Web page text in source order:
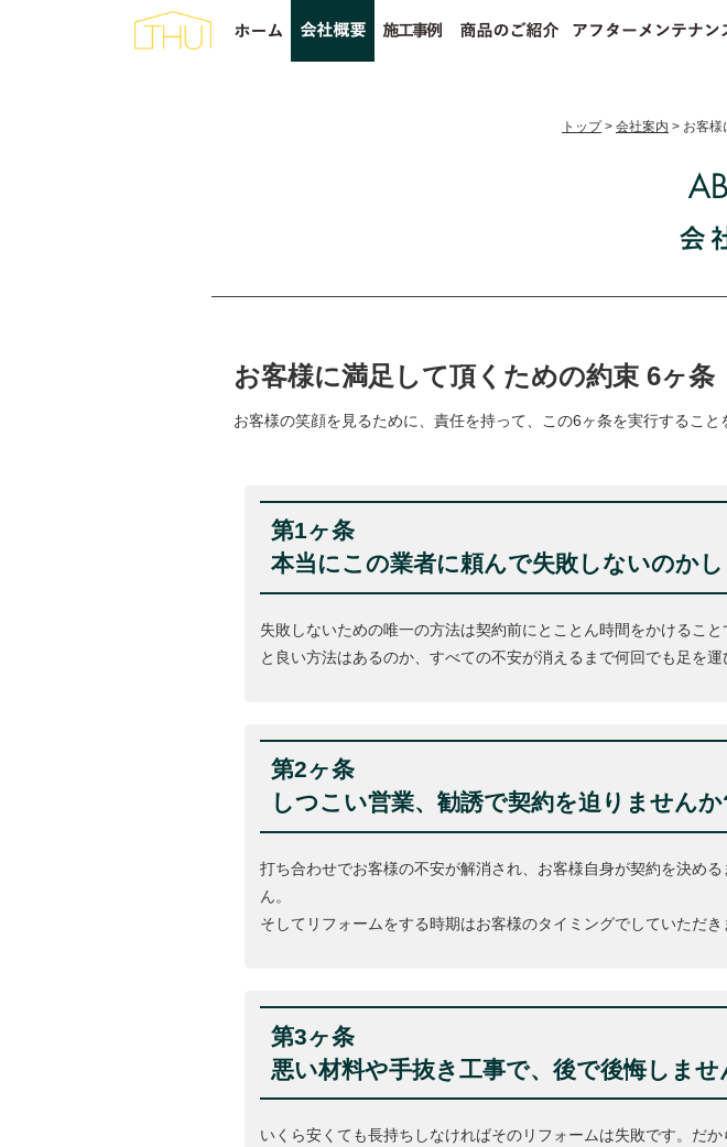
トップ > 会社案内 > お客様
お客様に満足して頂くための約束 6ヶ条
お客様の笑顔を見るために、責任を持って、この6ヶ条を実行すること
第1ヶ条
本当にこの業者に頼んで失敗しないのか
失敗しないための唯一の方法は契約前にとことん時間をかけるこ
と良い方法はあるのか、すべての不安が消えるまで何回でも足を運
第2ヶ条
しつこい営業、勧誘で契約を迫りません
打ち合わせでお客様の不安が解消され、お客様自身が契約を決め
ん。
そしてリフォームをする時期はお客様のタイミングでしていただき
第3ヶ条
悪い材料や手抜き工事で、後で後悔しませ
いくら安くても長持ちしなければそのリフォームは失敗です。だ